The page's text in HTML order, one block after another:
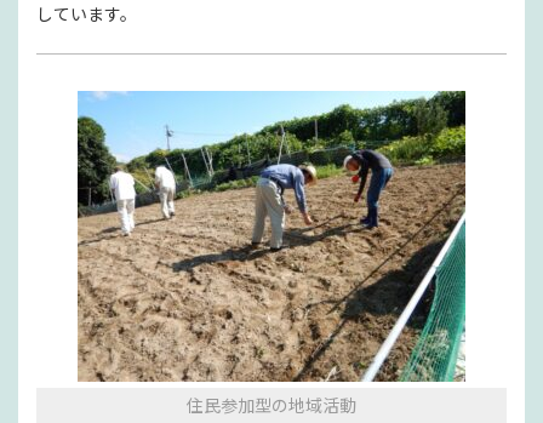
しています。
住民参加型の地域活動